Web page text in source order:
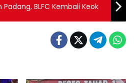
BLFC Kembali Keok